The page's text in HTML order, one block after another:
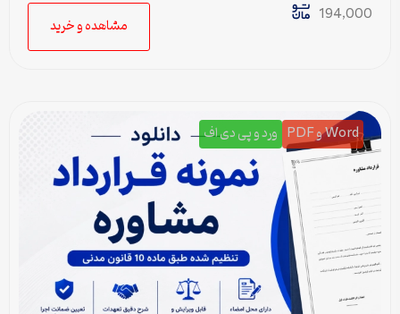
194,000
مشاهده و خرید
Word و PDF ورد و پی دی اف